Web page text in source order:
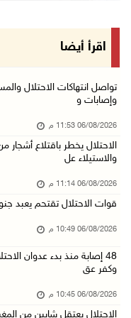
الرئيس يستقبل مجلس
جماهير شعبنا تشيع
الاحتلال يوسع حملات
06/آب/2026 08:06 م
الرئيس المصري وملك
رابطة العالم الإسلامي
اليونيسف: استشهاد 300 طفل منذ وقف إطلاق النار ...
اقرأ أيضا
تواصل انتهاكات الاحتلال
وإصابات و
06/08/2026 11:53 م
والاستيلاء عل
06/08/2026 11:14 م
قوات الاحتلال تقتحم يعبد
06/08/2026 10:49 م
48 إصابة منذ بدء عدوان
وكفر عق
06/08/2026 10:45 م
الاحتلال يعتقل شابين من